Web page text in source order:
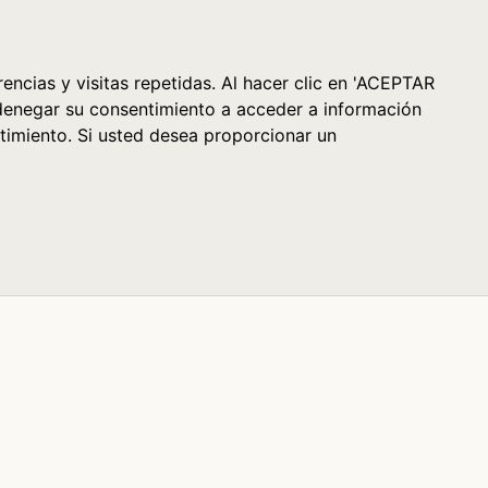
y visitas repetidas. Al hacer clic en 'ACEPTAR
su consentimiento a acceder a información
Si usted desea proporcionar un